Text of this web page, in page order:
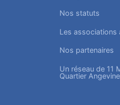
Nos statuts
Les associations
Nos partenaires
Un réseau de 11
Quartier